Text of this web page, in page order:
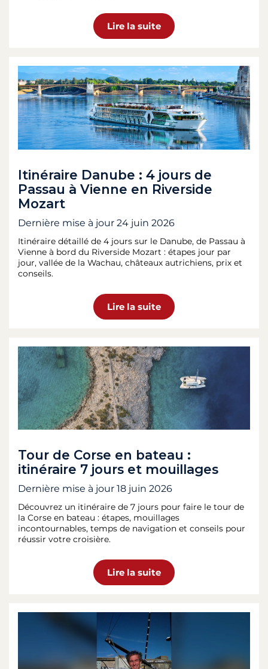
Lire la suite
Itinéraire Danube : 4 jours de
Passau à Vienne en Riverside
Mozart
Dernière mise à jour 24 juin 2026
Itinéraire détaillé de 4 jours sur le Danube, de Passau à
Vienne à bord du Riverside Mozart : étapes jour par
jour, vallée de la Wachau, châteaux autrichiens, prix et
conseils.
Lire la suite
Tour de Corse en bateau :
itinéraire 7 jours et mouillages
Dernière mise à jour 18 juin 2026
Découvrez un itinéraire de 7 jours pour faire le tour de
la Corse en bateau : étapes, mouillages
incontournables, temps de navigation et conseils pour
réussir votre croisière.
Lire la suite